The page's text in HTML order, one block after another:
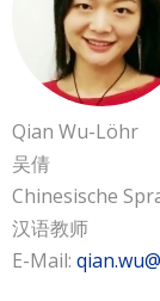
Qian Wu-Löhr
吴倩
Chinesische
汉语教师
E-Mail: